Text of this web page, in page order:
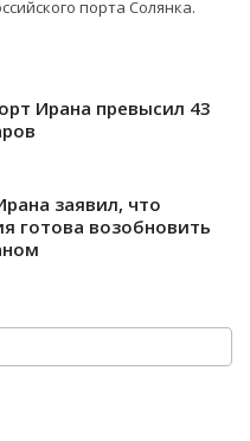
порта Солянка.
Ирана превысил 43
заявил, что
готова возобновить